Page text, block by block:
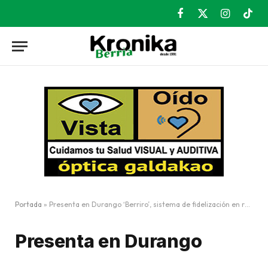
Facebook
X
Instagram
Portada » Presenta en Durango ‘Berriro’, sistema de fidelización en red que impulsará
Presenta en Durango